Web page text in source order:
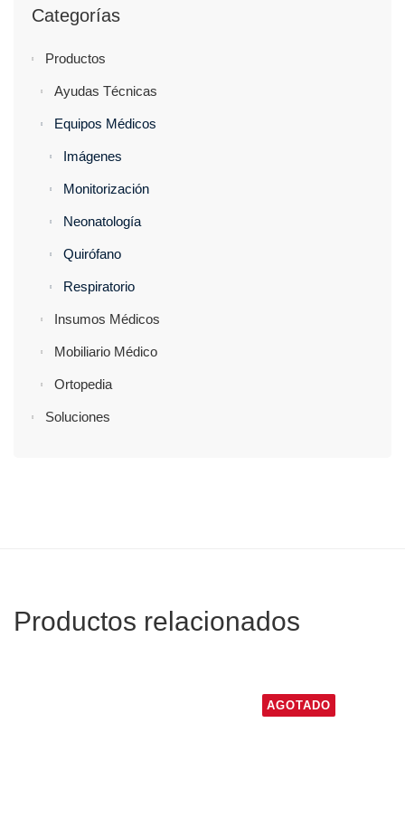
Categorías
Productos
Ayudas Técnicas
Equipos Médicos
Imágenes
Monitorización
Neonatología
Quirófano
Respiratorio
Insumos Médicos
Mobiliario Médico
Ortopedia
Soluciones
Productos relacionados
AGOTADO